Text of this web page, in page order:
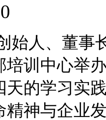
始人、董事
培训中心举
天的学习实
精神与企业